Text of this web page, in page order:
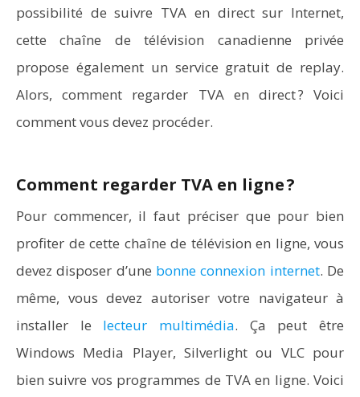
possibilité de suivre TVA en direct sur Internet,
cette chaîne de télévision canadienne privée
propose également un service gratuit de replay.
Alors, comment regarder TVA en direct ? Voici
comment vous devez procéder.
Comment regarder TVA en ligne ?
Pour commencer, il faut préciser que pour bien
profiter de cette chaîne de télévision en ligne, vous
devez disposer d’une bonne connexion internet. De
même, vous devez autoriser votre navigateur à
installer le lecteur multimédia. Ça peut être
Windows Media Player, Silverlight ou VLC pour
bien suivre vos programmes de TVA en ligne. Voici